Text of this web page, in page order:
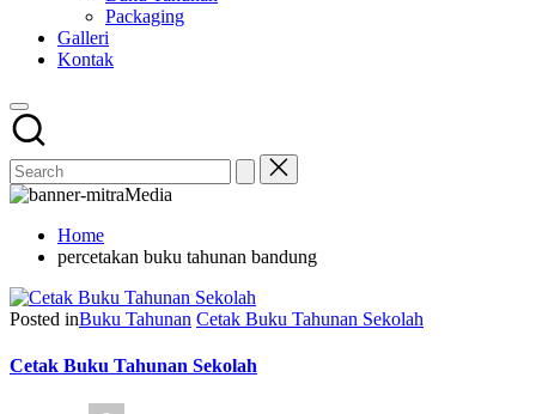
Packaging
Galleri
Kontak
Home
percetakan buku tahunan bandung
Posted inBuku Tahunan Cetak Buku Tahunan Sekolah
Cetak Buku Tahunan Sekolah